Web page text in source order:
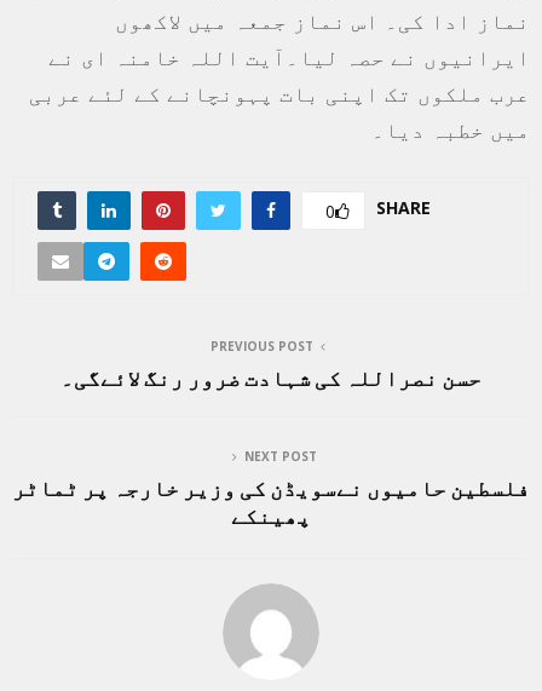
نماز ادا کی۔ اس نماز جمعہ میں لاکھوں
ایرانیوں نے حصہ لیا۔آیت اللہ خامنہ ای نے
عرب ملکوں تک اپنی بات پہونچانے کے لئے عربی
میں خطبہ دیا۔
SHARE
0
PREVIOUS POST
حسن نصراللہ کی شہادت ضرور رنگ لائےگی۔
NEXT POST
فلسطین حامیوں نےسویڈن کی وزیر خارجہ پر ٹماٹر
پھینکے